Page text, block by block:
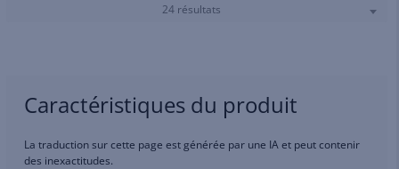
24 résultats
Caractéristiques du produit
La traduction sur cette page est générée par une IA et peut contenir
des inexactitudes.